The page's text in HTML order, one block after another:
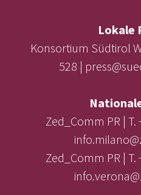
Lokale
Konsortium Südtirol
528 |
Zed_Comm PR | T.
Zed_Comm PR | T.